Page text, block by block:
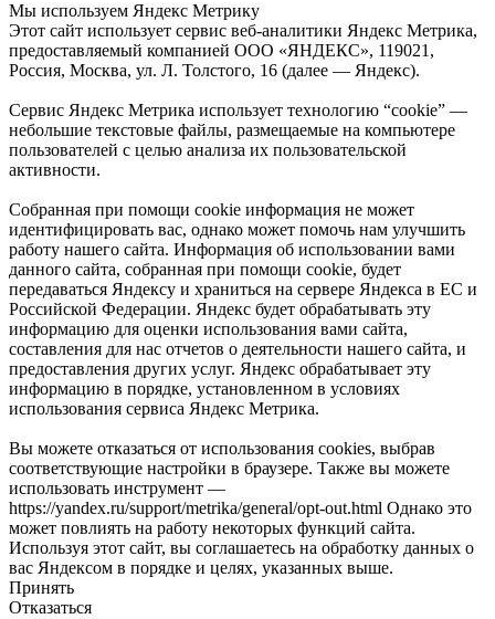
Мы используем Яндекс Метрику
Этот сайт использует сервис веб-аналитики Яндекс Метрика,
предоставляемый компанией ООО «ЯНДЕКС», 119021,
Россия, Москва, ул. Л. Толстого, 16 (далее — Яндекс).
Сервис Яндекс Метрика использует технологию “cookie” —
небольшие текстовые файлы, размещаемые на компьютере
пользователей с целью анализа их пользовательской
активности.
Собранная при помощи cookie информация не может
идентифицировать вас, однако может помочь нам улучшить
работу нашего сайта. Информация об использовании вами
данного сайта, собранная при помощи cookie, будет
передаваться Яндексу и храниться на сервере Яндекса в ЕС и
Российской Федерации. Яндекс будет обрабатывать эту
информацию для оценки использования вами сайта,
составления для нас отчетов о деятельности нашего сайта, и
предоставления других услуг. Яндекс обрабатывает эту
информацию в порядке, установленном в условиях
использования сервиса Яндекс Метрика.
Вы можете отказаться от использования cookies, выбрав
соответствующие настройки в браузере. Также вы можете
использовать инструмент —
https://yandex.ru/support/metrika/general/opt-out.html Однако это
может повлиять на работу некоторых функций сайта.
Используя этот сайт, вы соглашаетесь на обработку данных о
вас Яндексом в порядке и целях, указанных выше.
Принять
Отказаться